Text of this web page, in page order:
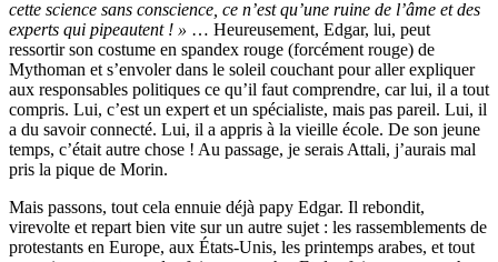
cette science sans conscience, ce n’est qu’une ruine de l’âme et des
experts qui pipeautent ! » … Heureusement, Edgar, lui, peut
ressortir son costume en spandex rouge (forcément rouge) de
Mythoman et s’envoler dans le soleil couchant pour aller expliquer
aux responsables politiques ce qu’il faut comprendre, car lui, il a tout
compris. Lui, c’est un expert et un spécialiste, mais pas pareil. Lui, il
a du savoir connecté. Lui, il a appris à la vieille école. De son jeune
temps, c’était autre chose ! Au passage, je serais Attali, j’aurais mal
pris la pique de Morin.
Mais passons, tout cela ennuie déjà papy Edgar. Il rebondit,
virevolte et repart bien vite sur un autre sujet : les rassemblements de
protestants en Europe, aux États-Unis, les printemps arabes, et tout